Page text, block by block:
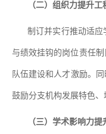
（二）组织力提升工
制订并实行推动适应
与绩效挂钩的岗位责任
队伍建设和人才激励。同
鼓励分支机构发展特色、
（三）学术影响力提